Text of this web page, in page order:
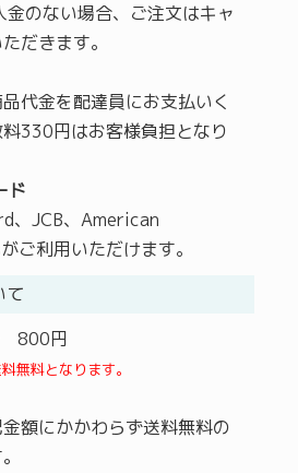
のない場合、ご注文はキャ
だきます。
代金を配達員にお支払いく
330円はお客様負担となり
ド
、JCB、American
ご利用いただけます。
て
800円
無料となります。
額にかかわらず送料無料の